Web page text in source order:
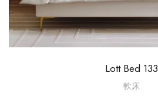
Lott Bed 133
軟床